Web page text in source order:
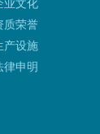
业文化
质荣誉
产设施
律申明